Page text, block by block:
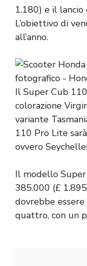
1.180) e il
L’obiettivo di
all’anno.
Il Super Cub
colorazione
variante
110 Pro Lite
ovvero
Il modello
385.000 (£
dovrebbe
quattro, con un